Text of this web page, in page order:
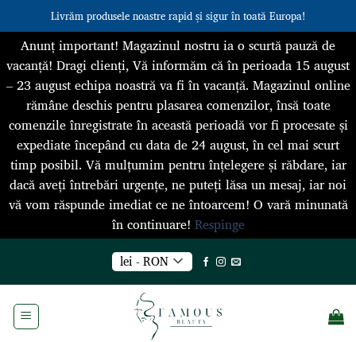
Livrăm produsele noastre rapid și sigur în toată Europa!
Anunț important! Magazinul nostru ia o scurtă pauză de
vacanță! Dragi clienți, Vă informăm că în perioada 15 august
– 23 august echipa noastră va fi în vacanță. Magazinul online
rămâne deschis pentru plasarea comenzilor, însă toate
comenzile înregistrate în această perioadă vor fi procesate și
expediate începând cu data de 24 august, în cel mai scurt
timp posibil. Vă mulțumim pentru înțelegere și răbdare, iar
dacă aveți întrebări urgențe, ne puteți lăsa un mesaj, iar noi
vă vom răspunde imediat ce ne întoarcem! O vară minunată
în continuare! Respinge
content
lei - RON